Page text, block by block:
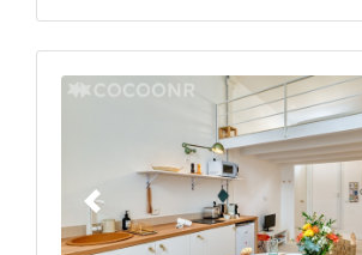
Précédent